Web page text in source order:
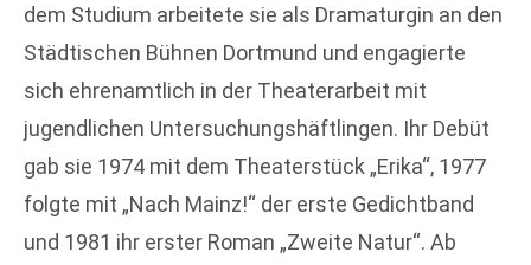
dem Studium arbeitete sie als Dramaturgin an den
Städtischen Bühnen Dortmund und engagierte
sich ehrenamtlich in der Theaterarbeit mit
jugendlichen Untersuchungshäftlingen. Ihr Debüt
gab sie 1974 mit dem Theaterstück „Erika“, 1977
folgte mit „Nach Mainz!“ der erste Gedichtband
und 1981 ihr erster Roman „Zweite Natur“. Ab